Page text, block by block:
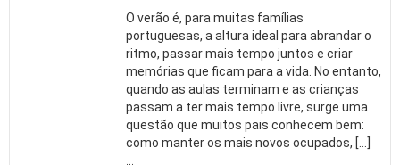
O verão é, para muitas famílias
portuguesas, a altura ideal para abrandar o
ritmo, passar mais tempo juntos e criar
memórias que ficam para a vida. No entanto,
quando as aulas terminam e as crianças
passam a ter mais tempo livre, surge uma
questão que muitos pais conhecem bem:
como manter os mais novos ocupados, […]